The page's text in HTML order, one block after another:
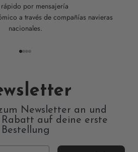
por mensajería
a través de compañías navieras
nacionales.
Ir al artículo 1
Ir al artículo 2
Ir al artículo 3
Ir al artículo 4
Newsletter an und
auf deine erste
Bestellung